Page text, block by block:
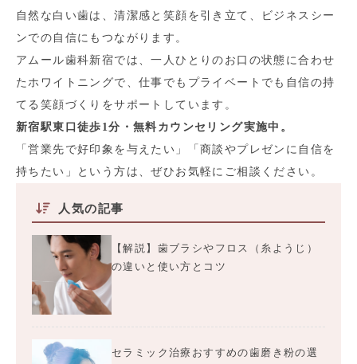
自然な白い歯は、清潔感と笑顔を引き立て、ビジネスシー
ンでの自信にもつながります。
アムール歯科新宿では、一人ひとりのお口の状態に合わせ
たホワイトニングで、仕事でもプライベートでも自信の持
てる笑顔づくりをサポートしています。
新宿駅東口徒歩1分・無料カウンセリング実施中。
「営業先で好印象を与えたい」「商談やプレゼンに自信を
持ちたい」という方は、ぜひお気軽にご相談ください。
人気の記事
【解説】歯ブラシやフロス（糸ようじ）
の違いと使い方とコツ
セラミック治療おすすめの歯磨き粉の選